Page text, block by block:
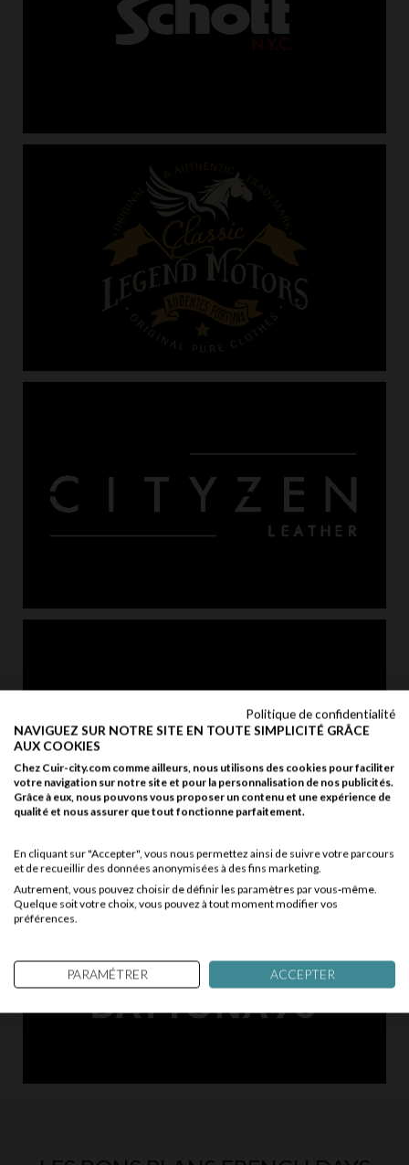
Would you like to be redirected to our English site?
No
Yes
Politique de confidentialité
NAVIGUEZ SUR NOTRE SITE EN TOUTE SIMPLICITÉ GRÂCE
AUX COOKIES
Chez Cuir-city.com comme ailleurs, nous utilisons des cookies pour faciliter
votre navigation sur notre site et pour la personnalisation de nos publicités.
Grâce à eux, nous pouvons vous proposer un contenu et une expérience de
qualité et nous assurer que tout fonctionne parfaitement.
En cliquant sur "Accepter", vous nous permettez ainsi de suivre votre parcours
et de recueillir des données anonymisées à des fins marketing.
Autrement, vous pouvez choisir de définir les paramètres par vous-même.
Quelque soit votre choix, vous pouvez à tout moment modifier vos
préférences.
PARAMÉTRER ACCEPTER